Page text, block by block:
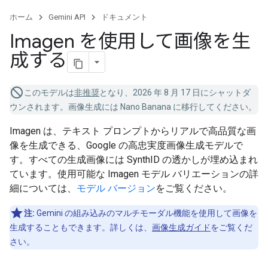
ホーム Gemini API ドキュメント
Imagen を使用して画像を生
成する
このモデルは非推奨となり、2026 年 8 月 17 日にシャットダ
ウンされます。画像生成には Nano Banana に移行してください。
Imagen は、テキスト プロンプトからリアルで高品質な画
像を生成できる、Google の高忠実度画像生成モデルで
す。すべての生成画像には SynthID の透かしが埋め込まれ
ています。使用可能な Imagen モデル バリエーションの詳
細については、 モデル バージョンをご覧ください。
注: Gemini の組み込みのマルチモーダル機能を使用して画像を
生成することもできます。詳しくは、 画像生成ガイドをご覧くだ
さい。